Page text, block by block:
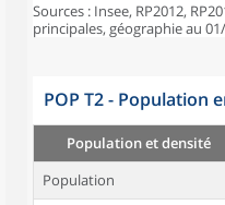
Sources : Insee, RP2012,
principales, géographie au
POP T2 - Population
Population et densité
Population